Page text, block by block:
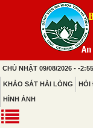
CHỦ NHẬT 09/08/2026 - -
KHẢO SÁT HÀI LÒNG HỎI
HÌNH ẢNH